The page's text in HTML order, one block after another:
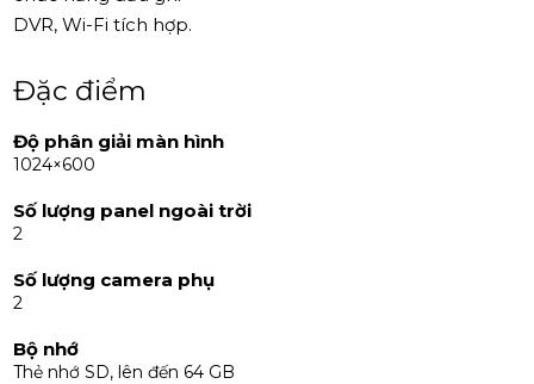
cấp.
DVR, Wi-Fi tích hợp.
Đặc điểm
Độ phân giải màn hình
1024×600
Số lượng panel ngoài trời
2
Số lượng camera phụ
2
Bộ nhớ
Thẻ nhớ SD, lên đến 64 GB